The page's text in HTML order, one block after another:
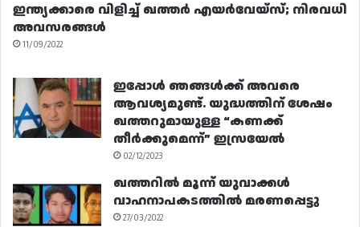
ഇന്ത്യക്കാരെ വിളിച്ച് ഖത്തർ എയർവേയ്‌സ്; നിരവധി
അവസരങ്ങൾ
11/09/2022
ഇപ്പോൾ ഞങ്ങൾക്ക് അവരെ
ആവശ്യമുണ്ട്. യുദ്ധത്തിന് ശേഷം
ഖത്തറുമായുള്ള “കണക്ക്
തീർക്കുമെന്ന്” ഇസ്രയേൽ
02/12/2023
ഖത്തറിൽ മൂന്ന് യുവാക്കൾ
വാഹനാപകടത്തിൽ മരണപ്പെട്ടു
27/03/2022